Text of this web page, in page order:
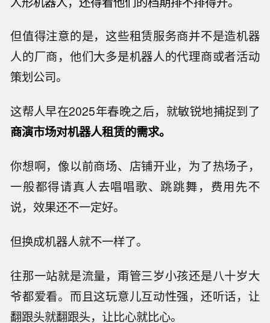
但值得注意的是，这些租赁服务商并不是造机器
人的厂商，他们大多是机器人的代理商或者活动
策划公司。
这帮人早在2025年春晚之后，就敏锐地捕捉到了
商演市场对机器人租赁的需求。
你想啊，像以前商场、店铺开业，为了热场子，
一般都得请真人去唱唱歌、跳跳舞，费用先不
说，效果还不一定好。
但换成机器人就不一样了。
往那一站就是流量，甭管三岁小孩还是八十岁大
爷都爱看。而且这玩意儿互动性强，还听话，让
翻跟头就翻跟头，让比心就比心。